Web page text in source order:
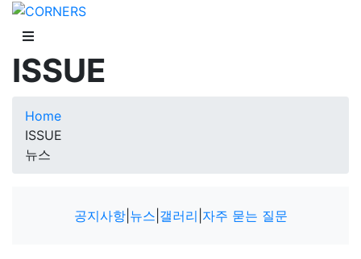
Home
ISSUE
뉴스
ISSUE
공지사항| 뉴스 갤러리 자주 묻는 질문